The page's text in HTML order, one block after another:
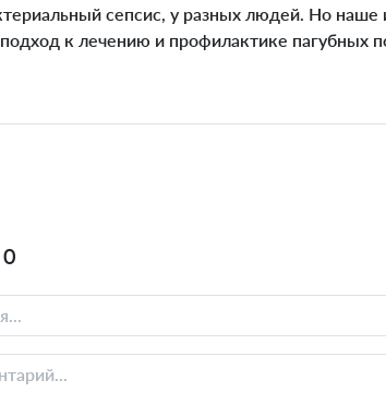
сепсис, у разных людей. Но
к лечению и профилактике пагубных